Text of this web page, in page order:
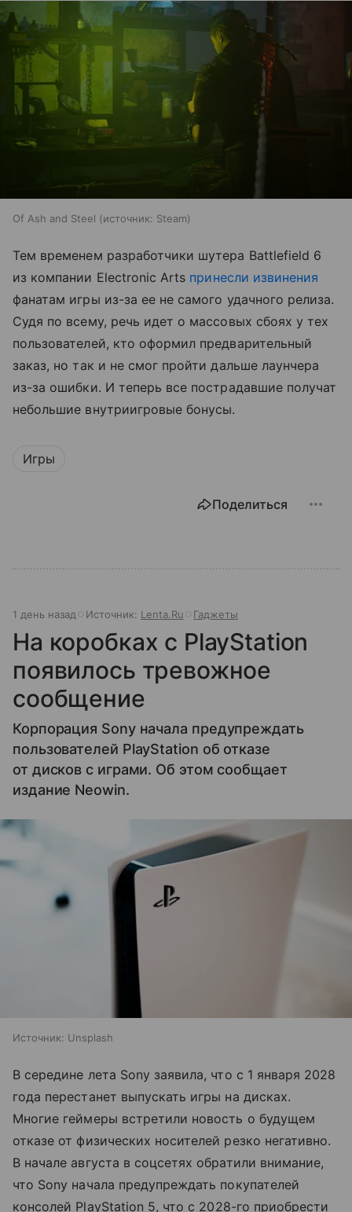
Of Ash and Steel источник: Steam
Тем временем разработчики шутера Battlefield 6
из компании Electronic Arts принесли извинения
фанатам игры из-за ее не самого удачного релиза.
Судя по всему, речь идет о массовых сбоях у тех
пользователей, кто оформил предварительный
заказ, но так и не смог пройти дальше лаунчера
из-за ошибки. И теперь все пострадавшие получат
небольшие внутриигровые бонусы.
Игры
Поделиться
1 день назад Источник: Lenta.Ru Гаджеты
На коробках с PlayStation
появилось тревожное
сообщение
Корпорация Sony начала предупреждать
пользователей PlayStation об отказе
от дисков с играми. Об этом сообщает
издание Neowin.
Источник: Unsplash
В середине лета Sony заявила, что с 1 января 2028
года перестанет выпускать игры на дисках.
Многие геймеры встретили новость о будущем
отказе от физических носителей резко негативно.
В начале августа в соцсетях обратили внимание,
что Sony начала предупреждать покупателей
консолей PlayStation 5, что с 2028-го приобрести